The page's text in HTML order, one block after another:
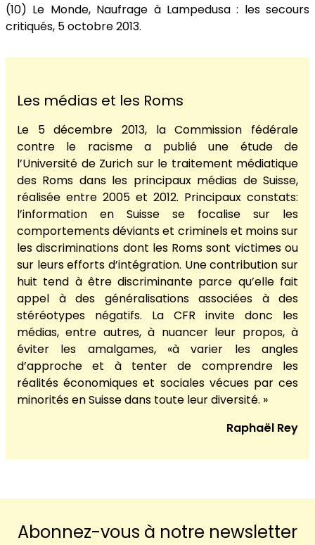
(10) Le Monde, Naufrage à Lampedusa : les secours
critiqués, 5 octobre 2013.
Les médias et les Roms
Le 5 décembre 2013, la Commission fédérale
contre le racisme a publié une étude de
l’Université de Zurich sur le traitement médiatique
des Roms dans les principaux médias de Suisse,
réalisée entre 2005 et 2012. Principaux constats:
l’information en Suisse se focalise sur les
comportements déviants et criminels et moins sur
les discriminations dont les Roms sont victimes ou
sur leurs efforts d’intégration. Une contribution sur
huit tend à être discriminante parce qu’elle fait
appel à des généralisations associées à des
stéréotypes négatifs. La CFR invite donc les
médias, entre autres, à nuancer leur propos, à
éviter les amalgames, «à varier les angles
d’approche et à tenter de comprendre les
réalités économiques et sociales vécues par ces
minorités en Suisse dans toute leur diversité. »
Raphaël Rey
Abonnez-vous à notre newsletter